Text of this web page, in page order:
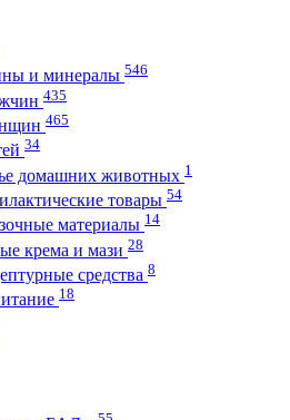
и минералы 546
435
465
34
домашних животных 1
товары 54
материалы 14
крема и мази 28
средства 8
18